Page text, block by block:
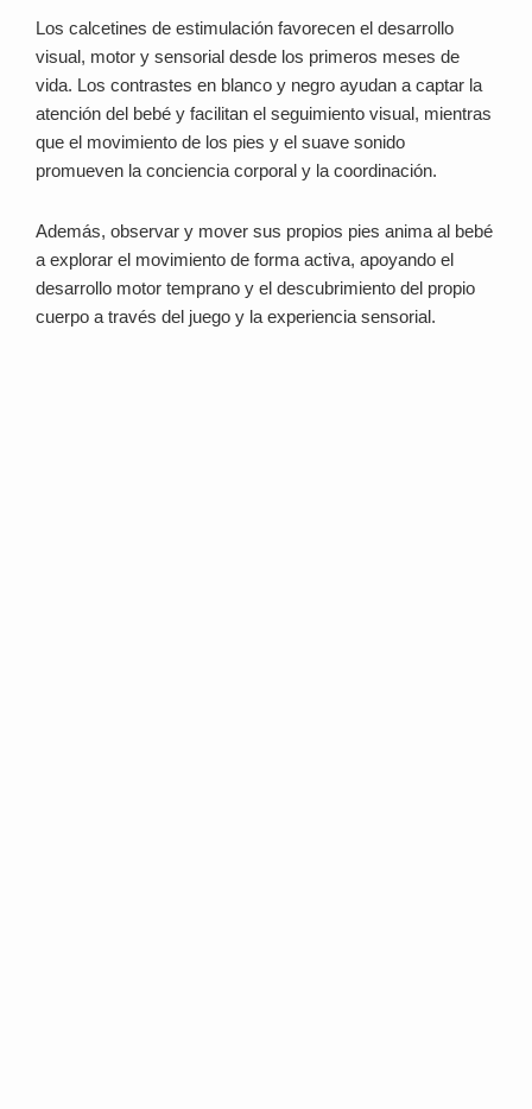
Los calcetines de estimulación favorecen el desarrollo
visual, motor y sensorial desde los primeros meses de
vida. Los contrastes en blanco y negro ayudan a captar la
atención del bebé y facilitan el seguimiento visual, mientras
que el movimiento de los pies y el suave sonido
promueven la conciencia corporal y la coordinación.
Además, observar y mover sus propios pies anima al bebé
a explorar el movimiento de forma activa, apoyando el
desarrollo motor temprano y el descubrimiento del propio
cuerpo a través del juego y la experiencia sensorial.